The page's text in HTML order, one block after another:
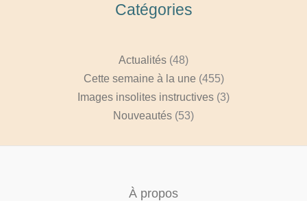
Catégories
Actualités (48)
Cette semaine à la une (455)
Images insolites instructives (3)
Nouveautés (53)
À propos